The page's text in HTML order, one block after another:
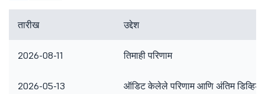
तारीख उद्देश
2026-08-11 तिमाही परिणाम
2026-05-13 ऑडिट केलेले परिणाम आणि अंतिम